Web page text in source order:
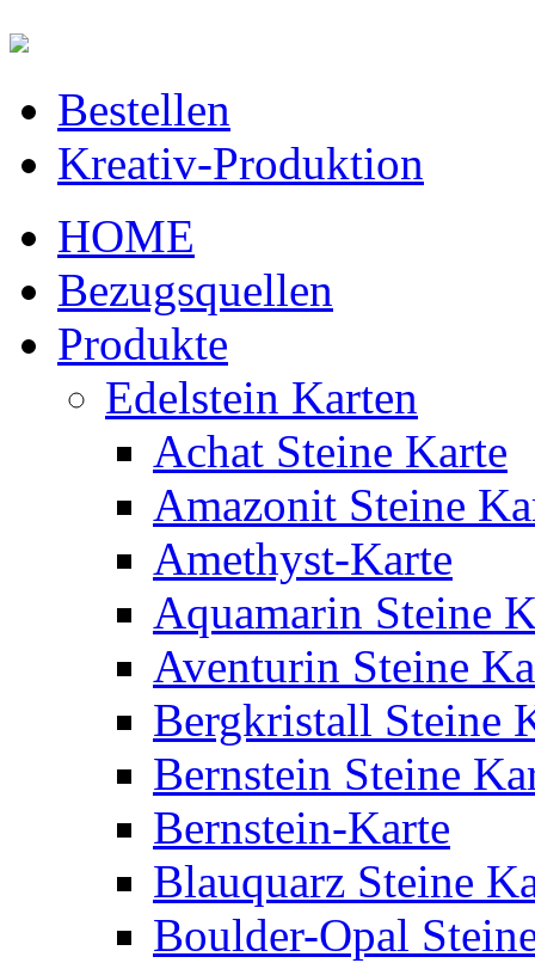
Main menu
Bestellen
Kreativ-Produktion
HOME
Bezugsquellen
Produkte
Edelstein Karten
Achat Steine Karte
Amazonit Steine
Amethyst-Karte
Aquamarin Steine
Aventurin Steine
Bergkristall Steine
Bernstein Steine
Bernstein-Karte
Blauquarz Steine
Boulder-Opal